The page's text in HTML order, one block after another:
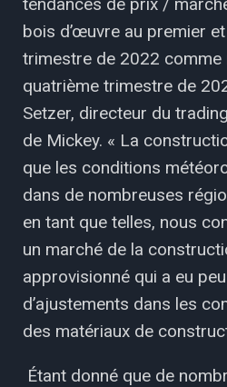
bois d’œuvre au premier
trimestre de 2022 comme
quatrième trimestre de
Setzer, directeur du
de Mickey. « La
que les conditions
dans de nombreuses
en tant que telles, nous
un marché de la
approvisionné qui a eu
d’ajustements dans les
des matériaux de
Étant donné que de